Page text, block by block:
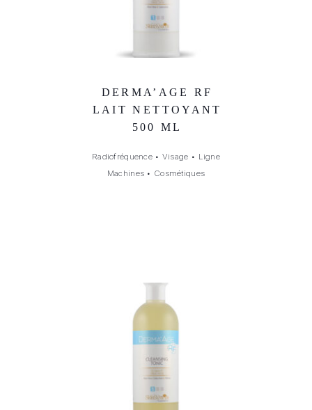
DERMA’AGE RF
LAIT NETTOYANT
500 ML
Radiofréquence • Visage • Ligne
Machines • Cosmétiques